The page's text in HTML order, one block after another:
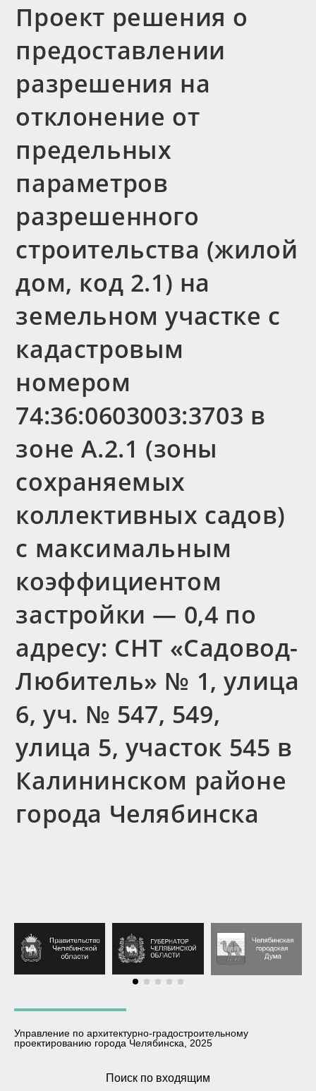
Проект решения о
предоставлении
разрешения на
отклонение от
предельных
параметров
разрешенного
строительства (жилой
дом, код 2.1) на
земельном участке с
кадастровым
номером
74:36:0603003:3703 в
зоне А.2.1 (зоны
сохраняемых
коллективных садов)
с максимальным
коэффициентом
застройки — 0,4 по
адресу: СНТ «Садовод-
Любитель» № 1, улица
6, уч. № 547, 549,
улица 5, участок 545 в
Калининском районе
города Челябинска
Управление по архитектурно-градостроительному
проектированию города Челябинска, 2025
Поиск по входящим